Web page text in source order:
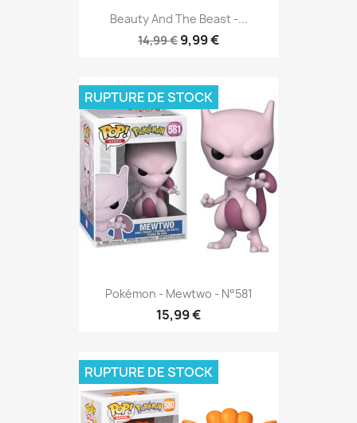
Beauty And The Beast -...
14,99 € 9,99 €
Pokémon - Mewtwo - N°581
15,99 €
RUPTURE DE STOCK
RUPTURE DE STOCK